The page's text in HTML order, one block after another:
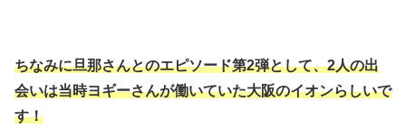
ちなみに旦那さんとのエピソード第2弾として、2人の出
会いは当時ヨギーさんが働いていた大阪のイオンらしいで
す！